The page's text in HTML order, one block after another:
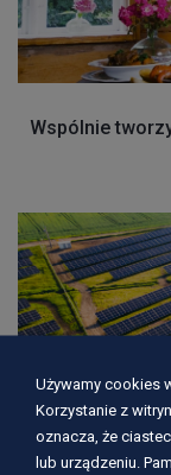
Wspólnie
Używamy cookies
Korzystanie z
oznacza, że
lub urządzeniu.